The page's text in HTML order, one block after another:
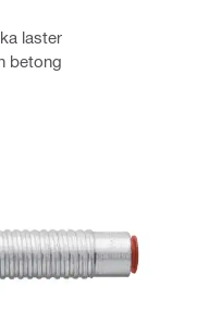
laster
betong